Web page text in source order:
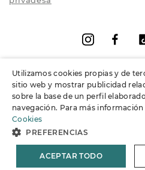
Informació
Suport
© 2026 Joieria Grau.Tots els
Instagram
Utilizamos cookies propias y de
sitio web y mostrar publicidad
sobre la base de un perfil
navegación. Para más
Cookies
PREFERENCIAS
ACEPTAR TODO